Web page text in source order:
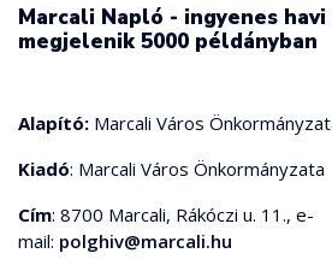
Marcali Napló - ingyenes havi
megjelenik 5000 példányban
Alapító: Marcali Város
Kiadó: Marcali Város Önkormányzata
Cím: 8700 Marcali, Rákóczi u. 11., e-
mail: polghiv@marcali.hu